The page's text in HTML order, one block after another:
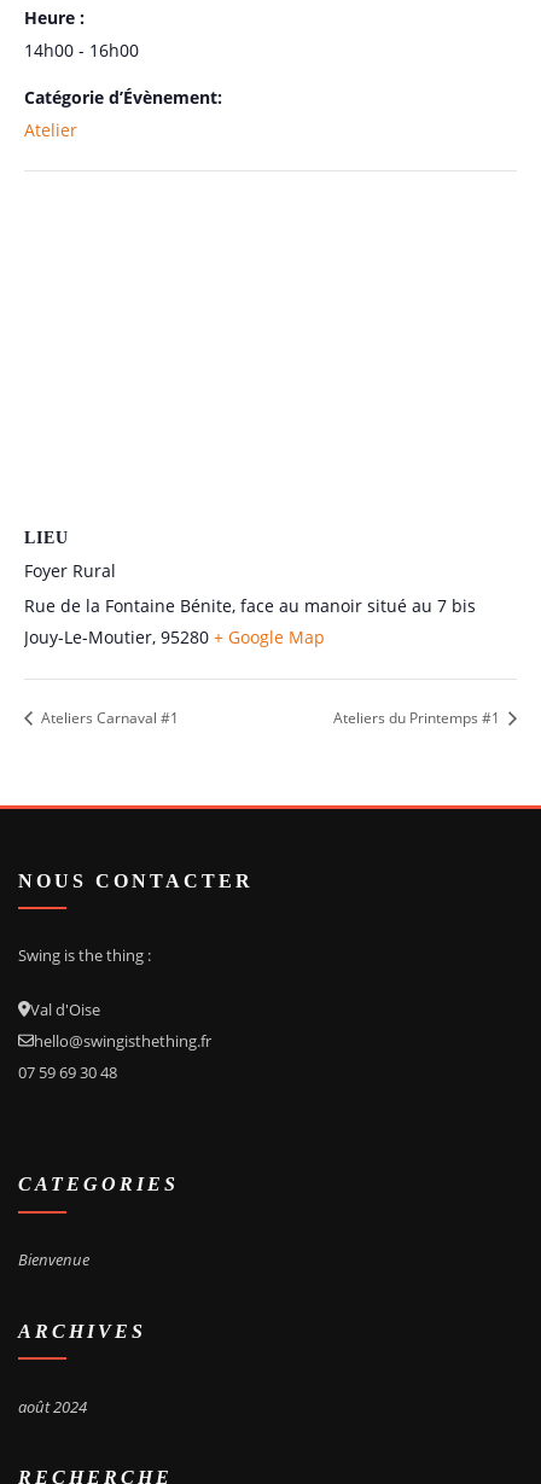
Heure :
14h00 - 16h00
Catégorie d’Évènement:
Atelier
LIEU
Foyer Rural
Rue de la Fontaine Bénite, face au manoir situé au 7 bis
Jouy-Le-Moutier, 95280 + Google Map
Ateliers Carnaval #1 Ateliers du Printemps #1
NOUS CONTACTER
Swing is the thing :
Val d'Oise
hello@swingisthething.fr
07 59 69 30 48
CATEGORIES
Bienvenue
ARCHIVES
août 2024
RECHERCHE